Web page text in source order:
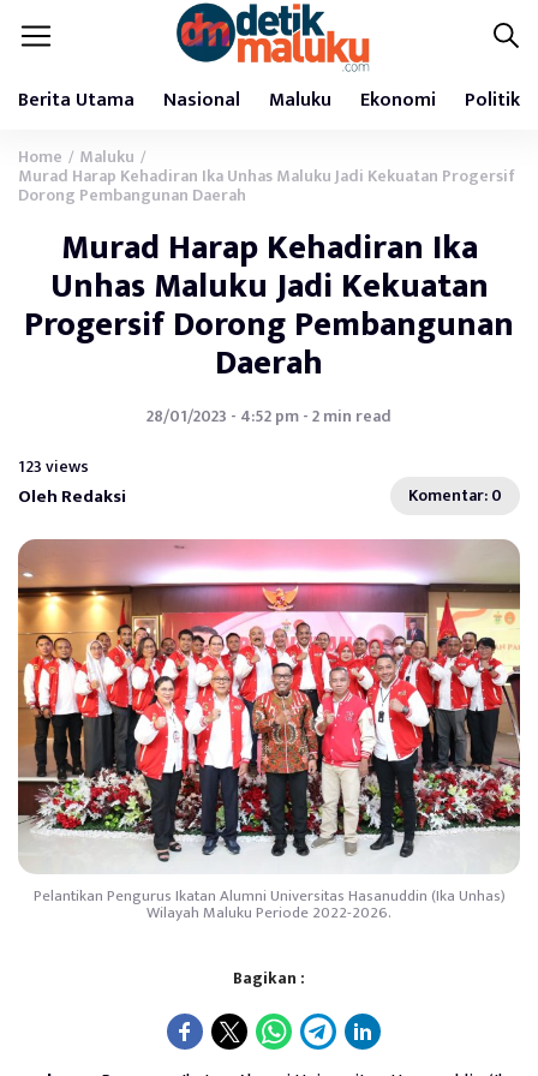
Berita Utama Nasional Maluku Ekonomi Politik
Home / Maluku /
Murad Harap Kehadiran Ika Unhas Maluku Jadi Kekuatan Progersif
Dorong Pembangunan Daerah
Murad Harap Kehadiran Ika
Unhas Maluku Jadi Kekuatan
Progersif Dorong Pembangunan
Daerah
28/01/2023 - 4:52 pm - 2 min read
123 views
Oleh Redaksi Komentar: 0
Pelantikan Pengurus Ikatan Alumni Universitas Hasanuddin (Ika Unhas)
Wilayah Maluku Periode 2022-2026.
Bagikan :